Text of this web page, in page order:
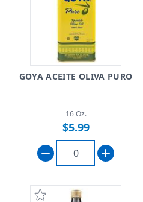
GOYA ACEITE OLIVA PURO
16 Oz.
$5.99